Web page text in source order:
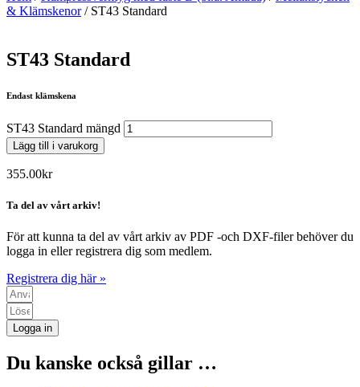
& Klämskenor/ ST43 Standard
ST43 Standard
Endast klämskena
ST43 Standard mängd
Lägg till i varukorg
355.00kr
Ta del av vårt arkiv!
För att kunna ta del av vårt arkiv av PDF -och DXF-filer behöver du
logga in eller registrera dig som medlem.
Registrera dig här »
Logga in
Du kanske också gillar …